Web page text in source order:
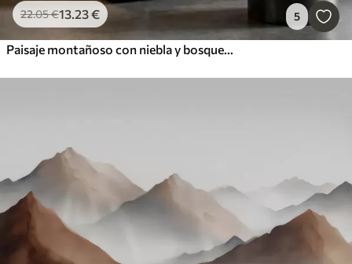
22.05€13.23€ 5
Paisaje montañoso con niebla y bosques al amanecer